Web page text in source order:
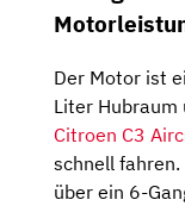
Der Motor ist
Liter Hubraum
Citroen C3
schnell
über ein 6-